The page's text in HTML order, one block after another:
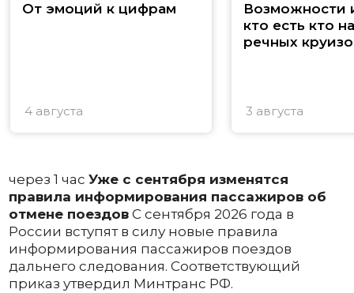
От эмоций к цифрам
4 августа
Возможности
кто есть кто
речных
3 августа
через 1 час Уже с сентября изменятся
правила информирования пассажиров об
отмене поездовС сентября 2026 года в
России вступят в силу новые правила
информирования пассажиров поездов
дальнего следования. Соответствующий
приказ утвердил Минтранс РФ.